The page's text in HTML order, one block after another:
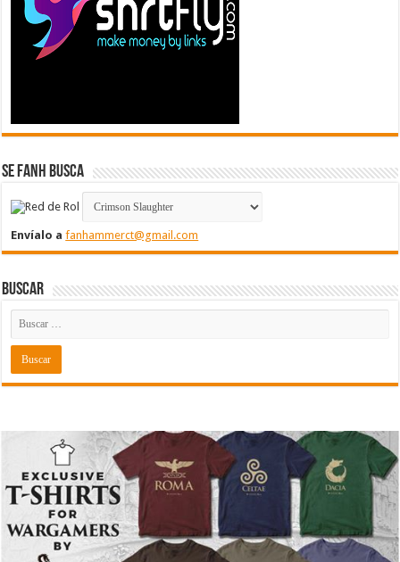
Se FanH Busca
Envíalo afanhammerct@gmail.com
Buscar